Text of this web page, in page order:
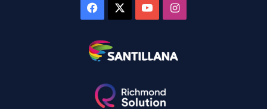
Facebook YouTubeInstagram